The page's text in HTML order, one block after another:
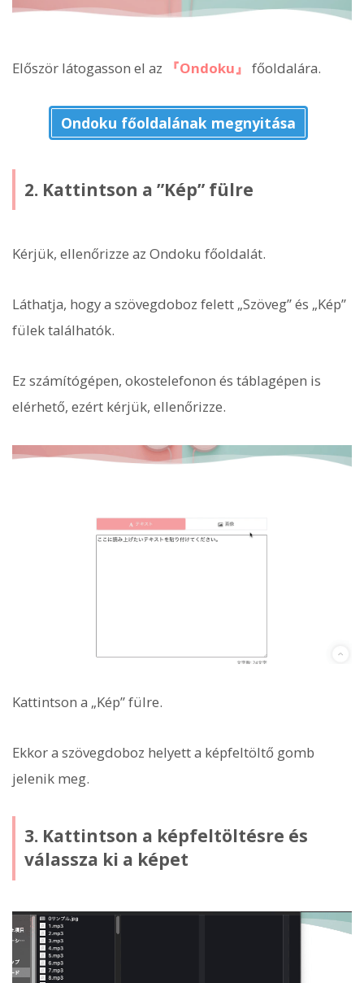
Először látogasson el az 『Ondoku』 főoldalára.
Ondoku főoldalának megnyitása
2. Kattintson a ”Kép” fülre
Kérjük, ellenőrizze az Ondoku főoldalát.
Láthatja, hogy a szövegdoboz felett „Szöveg” és „Kép”
fülek találhatók.
Ez számítógépen, okostelefonon és táblagépen is
elérhető, ezért kérjük, ellenőrizze.
Kattintson a „Kép” fülre.
Ekkor a szövegdoboz helyett a képfeltöltő gomb
jelenik meg.
3. Kattintson a képfeltöltésre és
válassza ki a képet